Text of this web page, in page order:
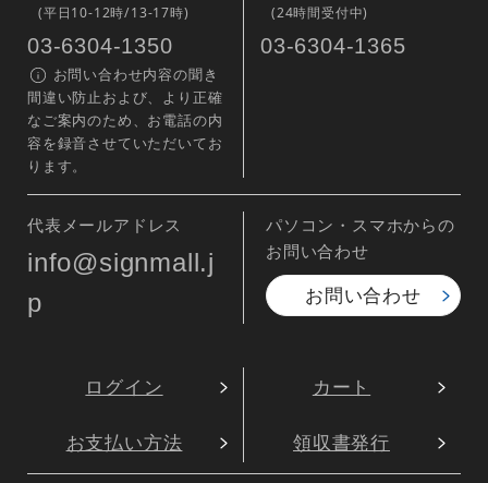
(平日10-12時/13-17時)
03-6304-1350
お問い合わせ内容の聞き
間違い防止および、より正確
なご案内のため、お電話の内
容を録音させていただいてお
ります。
(24時間受付中)
03-6304-1365
代表メールアドレス
info@signmall.j
p
パソコン・スマホからの
お問い合わせ
お問い合わせ
ログイン カート
お支払い方法 領収書発行